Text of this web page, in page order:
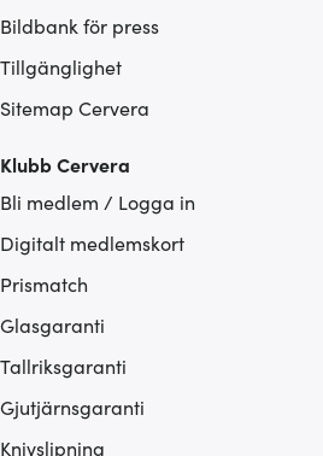
Bildbank för press
Tillgänglighet
Sitemap Cervera
Klubb Cervera
Bli medlem / Logga in
Digitalt medlemskort
Prismatch
Glasgaranti
Tallriksgaranti
Gjutjärnsgaranti
Knivslipning